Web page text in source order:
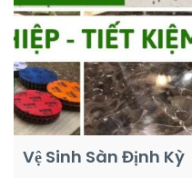
Vệ Sinh Sàn Định Kỳ